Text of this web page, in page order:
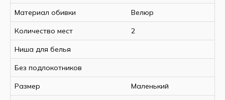
Глубина, мм
980
Спальное место, мм
Наполнитель
Материал обивки
Велюр
Механизм раскладки
Материал каркаса
Наличие ящика для белья
Да
Количество мест
Материал обивки Велюр
Количество мест 2
Ниша для белья
Без подлокотников
Размер Маленький